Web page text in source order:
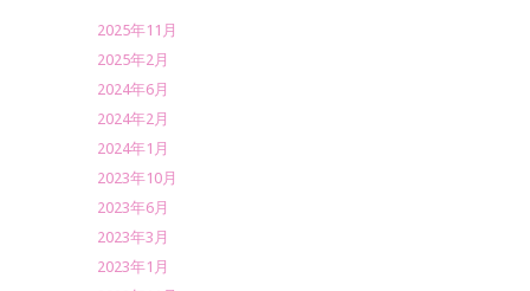
2025年11月
2025年2月
2024年6月
2024年2月
2024年1月
2023年10月
2023年6月
2023年3月
2023年1月